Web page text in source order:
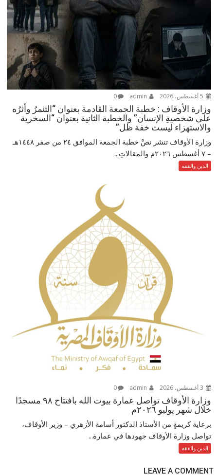
0
وزارة الأوقاف : خطبة الجمعة القادمة بعنوان “التنمرُ وأثرُه
على شخصيةِ الإنسان” والخطبة الثانية بعنوان “السخرية
والاستهزاء ليست خفة ظل”
وزارة الأوقاف تنشر نصَّ خطبة الجمعة الموافق ٢٤ من صفر ١٤٤٨هـ
– ‏٧ أغسطس ٢٠٢٦م والمقالاتِ...
الدين والفقه
0
وزارة الأوقاف تواصل عمارة بيوت الله بافتتاح ٩٨ مسجدًا
خلال شهر يوليو ٢٠٢٦م
برعاية كريمةٍ من الأستاذ الدكتور أسامة الأزهري – وزير الأوقاف،
تواصل وزارة الأوقاف جهودها في عمارة...
الدين والفقه
LEAVE A COMMENT